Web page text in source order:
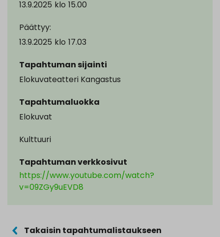
13.9.2025 klo 15.00
Päättyy:
13.9.2025 klo 17.03
Tapahtuman sijainti
Elokuvateatteri Kangastus
Tapahtumaluokka
Elokuvat
Kulttuuri
Tapahtuman verkkosivut
https://www.youtube.com/watch?
v=09ZGy9uEVD8
Takaisin tapahtumalistaukseen